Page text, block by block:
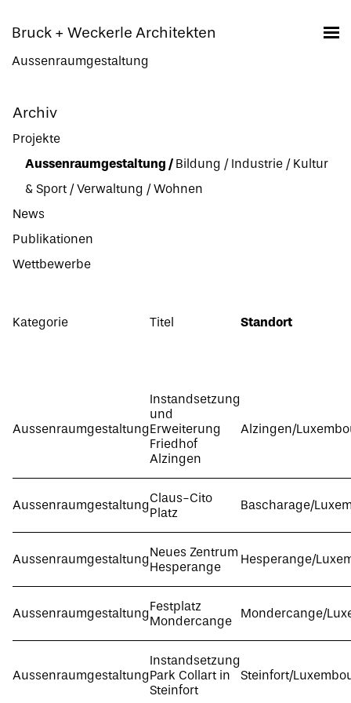
Bruck + Weckerle Architekten
Aussenraumgestaltung
Archiv
Projekte
Aussenraumgestaltung / Bildung / Industrie / Kultur
& Sport / Verwaltung / Wohnen
News
Publikationen
Wettbewerbe
Kategorie Titel Standort
Aussenraumgestaltung
Instandsetzung
und
Erweiterung
Friedhof
Alzingen
Alzingen/
AussenraumgestaltungClaus-Cito
Platz
Bascharage/
AussenraumgestaltungNeues Zentrum
Hesperange
Hesperange/
AussenraumgestaltungFestplatz
Mondercange
Mondercange/
Aussenraumgestaltung
Instandsetzung
Park Collart in
Steinfort
Steinfort/